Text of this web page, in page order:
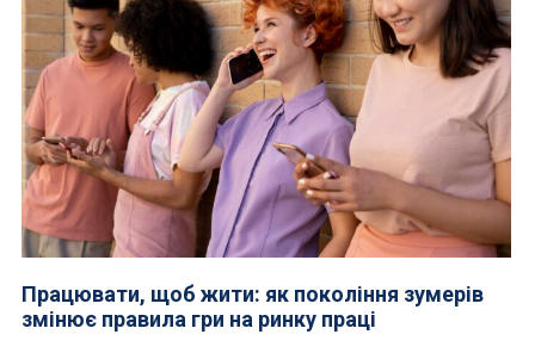
Працювати, щоб жити: як покоління зумерів
змінює правила гри на ринку праці